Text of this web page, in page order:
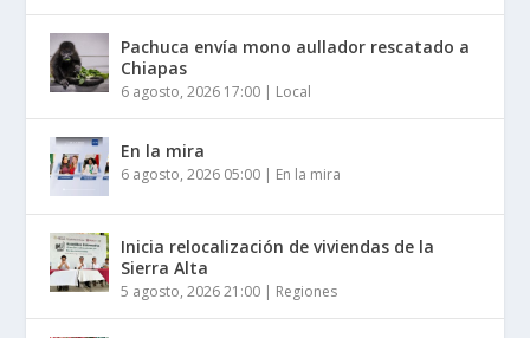
Pachuca envía mono aullador rescatado a
Chiapas
6 agosto, 2026 17:00 Local
En la mira
6 agosto, 2026 05:00 En la mira
Inicia relocalización de viviendas de la
Sierra Alta
5 agosto, 2026 21:00 Regiones